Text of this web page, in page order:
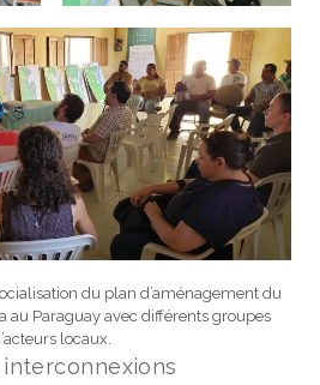
du plan d’aménagement du
au Paraguay avec différents groupes
locaux.